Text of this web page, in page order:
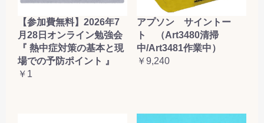
【参加費無料】2026年7
月28日オンライン勉強会
『 熱中症対策の基本と現
場での予防ポイント 』
￥1
アプソン サイントー
ト （Art3480清掃
中/Art3481作業中）
￥9,240